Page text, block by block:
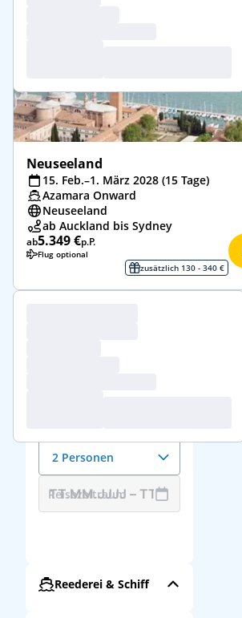
2 Personen
Reisezeitraum
Reederei & Schiff
Neuseeland
15. Feb.–1. März 2028 (15 Tage)
Azamara Onward
Neuseeland
ab Auckland bis Sydney
ab5.349 €p.P.
Flug optional
zusätzlich 130 - 340 €